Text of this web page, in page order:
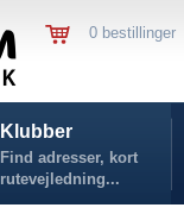
0 bestillinger
Klubber
Find adresser, kort
rutevejledning...